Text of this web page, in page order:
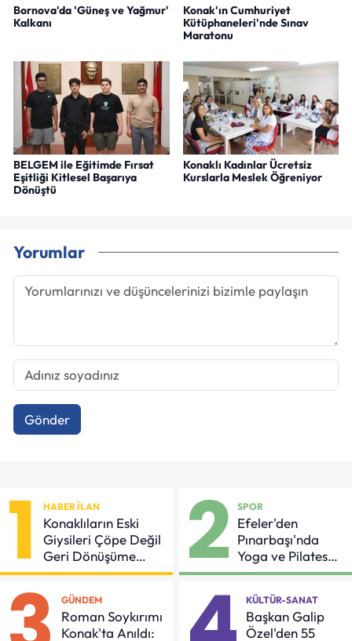
Bornova'da 'Güneş ve Yağmur'
Kalkanı
Konak'ın Cumhuriyet
Kütüphaneleri'nde Sınav
Maratonu
BELGEM ile Eğitimde Fırsat
Eşitliği Kitlesel Başarıya
Dönüştü
Konaklı Kadınlar Ücretsiz
Kurslarla Meslek Öğreniyor
Yorumlar
Gönder
1 HABER İLAN
Konaklıların Eski
Giysileri Çöpe Değil
Geri Dönüşüme
Gidiyor
2 SPOR
Efeler'den
Pınarbaşı'nda
Yoga ve Pilates
Buluşması
GÜNDEM
Roman Soykırımı
Konak'ta Anıldı:
KÜLTÜR-SANAT
Başkan Galip
Özel'den 55